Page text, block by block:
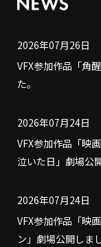
2026年07月26日
VFX参加作品「角
た。
2026年07月24日
VFX参加作品「映
泣いた日」劇場公
2026年07月24日
VFX参加作品「映
ン」劇場公開しま